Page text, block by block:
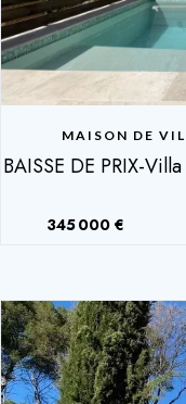
MAISON DE
BAISSE DE PRIX-
345 000 €